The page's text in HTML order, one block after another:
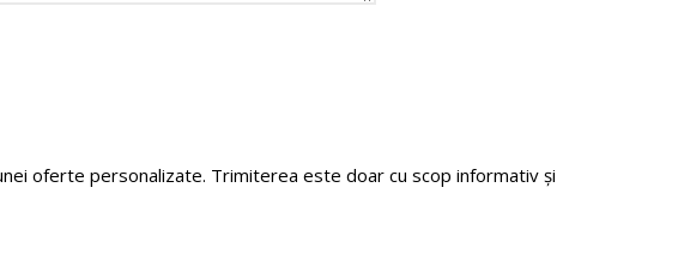
oferte personalizate. Trimiterea este doar cu scop informativ și